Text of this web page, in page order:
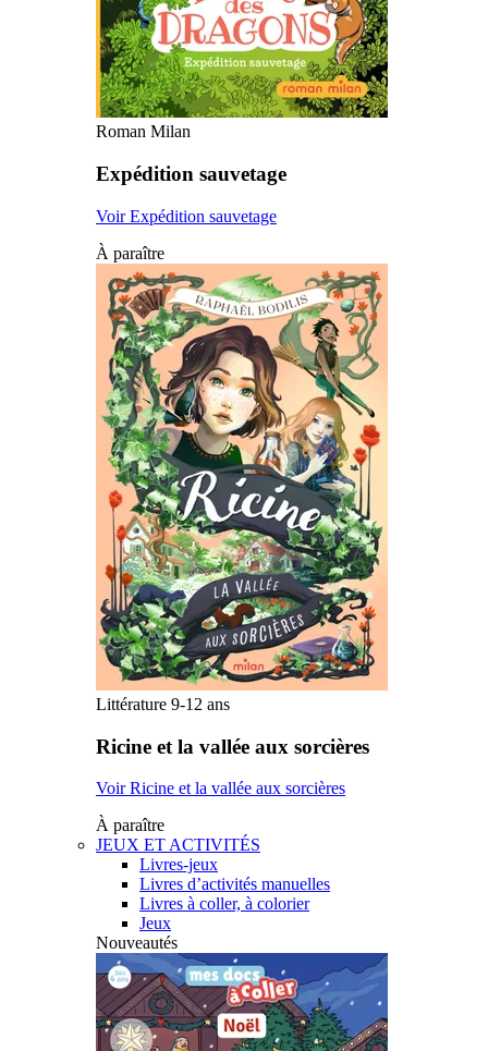
Roman Milan
Expédition sauvetage
Voir Expédition sauvetage
À paraître
Littérature 9-12 ans
Ricine et la vallée aux sorcières
Voir Ricine et la vallée aux sorcières
À paraître
JEUX ET ACTIVITÉS
Livres-jeux
Livres d’activités manuelles
Livres à coller, à colorier
Jeux
Nouveautés